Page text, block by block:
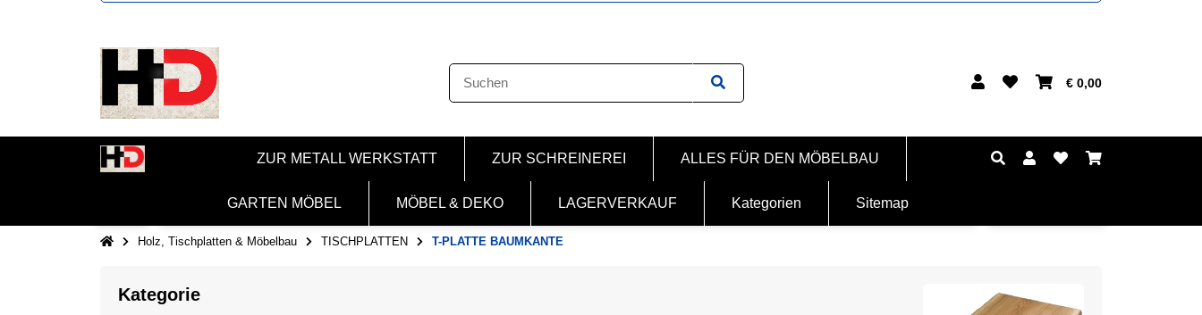
€ 0,00
ZUR METALL WERKSTATT ZUR SCHREINEREI ALLES FÜR DEN MÖBELBAU
GARTEN MÖBEL MÖBEL & DEKO LAGERVERKAUF Kategorien Sitemap
Holz, Tischplatten & Möbelbau TISCHPLATTEN T-PLATTE BAUMKANTE
Kategorie